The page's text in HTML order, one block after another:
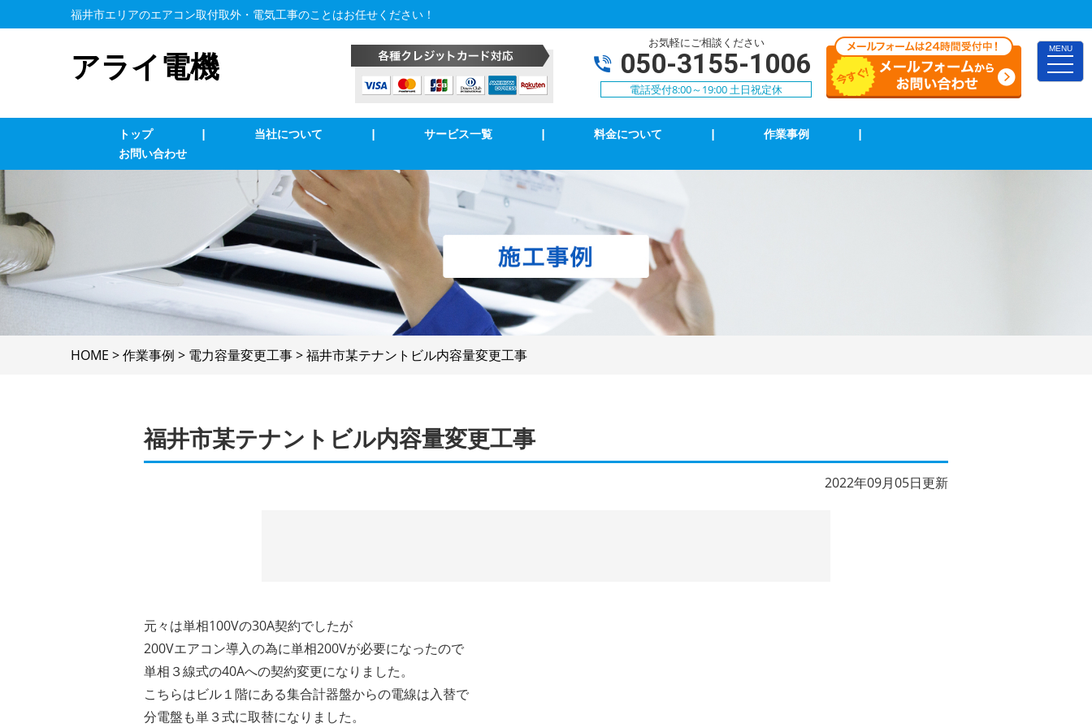
MENU
toggle
福井市エリアのエアコン取付取外・電気工事のことはお任せください！
アライ電機
お気軽にご相談ください
050-3155-1006
電話受付8:00～19:00 土日祝定休
トップ | 当社について | サービス一覧
業務用エアコン交換・取付・修理 エアコンクリーニング エアコン修理・取付
TVアンテナ修理・取付
照明の修理・取付 コンセント修理・取付
ブレーカー修理・取付
単相３線式切替工事 換気扇等修理・取付
電気配線工事
家庭用EV充電工事
| 料金について | 作業事例
|
お問い合わせ
HOME >作業事例 > 電力容量変更工事>福井市某テナントビル内容量変更工事
福井市某テナントビル内容量変更工事
2022年09月05日更新
元々は単相100Vの30A契約でしたが
200Vエアコン導入の為に単相200Vが必要になったので
単相３線式の40Aへの契約変更になりました。
こちらはビル１階にある集合計器盤からの電線は入替で
分電盤も単３式に取替になりました。